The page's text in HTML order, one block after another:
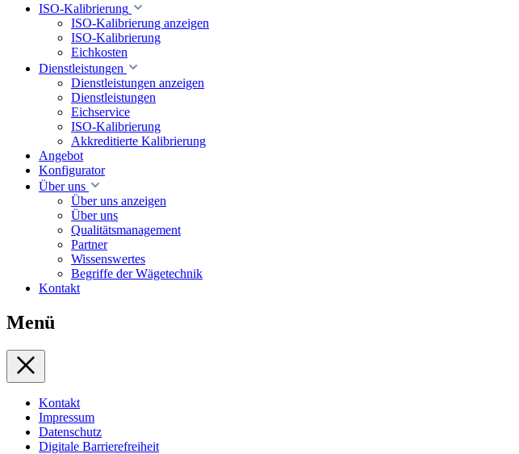
ISO-Kalibrierung
ISO-Kalibrierung anzeigen
ISO-Kalibrierung
Eichkosten
Dienstleistungen
Dienstleistungen anzeigen
Dienstleistungen
Eichservice
ISO-Kalibrierung
Akkreditierte Kalibrierung
Angebot
Konfigurator
Über uns
Über uns anzeigen
Über uns
Qualitätsmanagement
Partner
Wissenswertes
Begriffe der Wägetechnik
Kontakt
Menü
Kontakt
Impressum
Datenschutz
Digitale Barrierefreiheit